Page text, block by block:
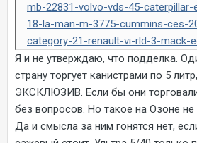
mb-22831-volvo-vds-45-
18-la-man-m-3775-cummins-ces-
category-21-renault-vi-rld-3-mack-
Я и не утверждаю, что подделка.
страну торгует канистрами по 5
ЭКСКЛЮЗИВ. Если бы они
без вопросов. Но такое на Озоне не
Да и смысла за ним гонятся нет,